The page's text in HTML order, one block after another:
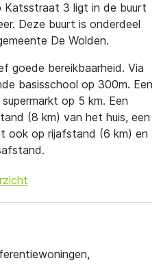
Katsstraat 3 ligt in de buurt
Deze buurt is onderdeel
De Wolden.
goede bereikbaarheid. Via
basisschool op 300m. Een
op 5 km. Een
(8 km) van het huis, een
ook op rijafstand (6 km) en